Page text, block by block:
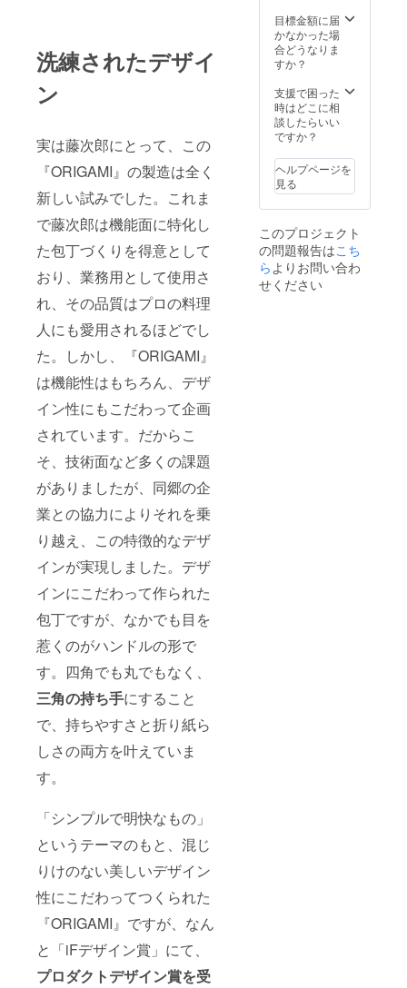
洗練されたデザイ
ン
実は藤次郎にとって、この
『ORIGAMI』の製造は全く
新しい試みでした。これま
で藤次郎は機能面に特化し
た包丁づくりを得意として
おり、業務用として使用さ
れ、その品質はプロの料理
人にも愛用されるほどでし
た。しかし、『ORIGAMI』
は機能性はもちろん、デザ
イン性にもこだわって企画
されています。だからこ
そ、技術面など多くの課題
がありましたが、同郷の企
業との協力によりそれを乗
り越え、この特徴的なデザ
インが実現しました。デザ
インにこだわって作られた
包丁ですが、なかでも目を
惹くのがハンドルの形で
す。四角でも丸でもなく、
三角の持ち手にすること
で、持ちやすさと折り紙ら
しさの両方を叶えていま
す。
「シンプルで明快なもの」
というテーマのもと、混じ
りけのない美しいデザイン
性にこだわってつくられた
『ORIGAMI』ですが、なん
と「iFデザイン賞」にて、
プロダクトデザイン賞を受
ありま
す。将
来的に
動を全
国に広
げ、多
くの地
性化し
るとい
いなと
思って
いま
す。
てもら
いた
い。地
味を
持って
くれる
人が一
増えて
い。 そ
んな思
に、活
動を
行って
いま
持って
ほし
い。そ
京した
として
も、ま
た地元
という
選択肢
を持っ
てもら
い。地
域活性
化に興
味を
持って
しでも
力にな
れれば
※1 相談
会は、
オンラ
インコ
ケー
ション
ツール
「Zoom
用する
予定で
す。日
程の詳
細は後
目標金額に届
かなかった場
合どうなりま
すか？
支援で困った
時はどこに相
談したらいい
ですか？
ヘルプページを
見る
このプロジェクト
の問題報告はこち
らよりお問い合わ
せください